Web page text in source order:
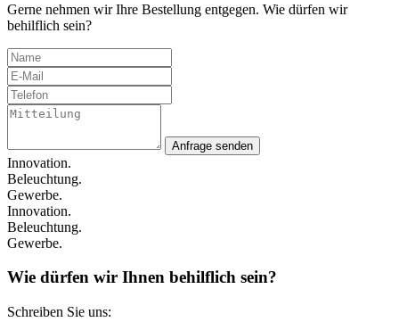
Gerne nehmen wir Ihre Bestellung entgegen. Wie dürfen wir
behilflich sein?
Anfrage senden
Innovation.
Beleuchtung.
Gewerbe.
Innovation.
Beleuchtung.
Gewerbe.
Wie dürfen wir Ihnen behilflich sein?
Schreiben Sie uns: